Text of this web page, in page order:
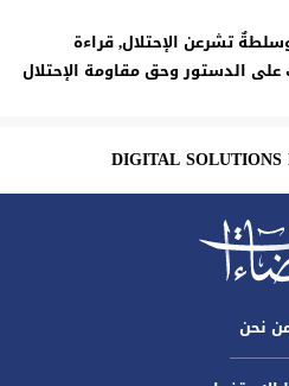
تشرعن الإحتلال, قراءة
الدستور وحق مقاومة الإحتلال
DIGITAL SOLUTIONS
نحن